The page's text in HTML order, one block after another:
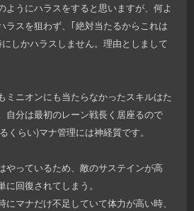
ようにハラスをすると思いますが、何よ
ラスを狙わず、｢絶対当たるからこれは
しかハラスしません。理由としまして
ミニオンにも当たらなかったスキルはた
自分は最初のレーン戦長く居座るので
くらい)マナ管理には神経質です。
やっているため、敵のサステインが高
回復されてしまう。
マナだけ不足していて体力が高い時、